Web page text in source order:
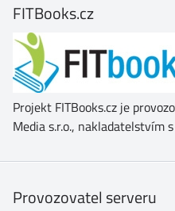
FITBooks.cz
Projekt FITBooks.cz je
Media s.r.o., nakladatelstvím
Provozovatel serveru